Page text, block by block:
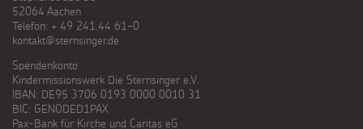
52064 Aachen
Telefon: + 49 241.44 61-0
kontakt@sternsinger.de
Spendenkonto
Kindermissionswerk Die Sternsinger e.V.
IBAN: DE95 3706 0193 0000 0010 31
BIC: GENODED1PAX
Pax-Bank für Kirche und Caritas eG